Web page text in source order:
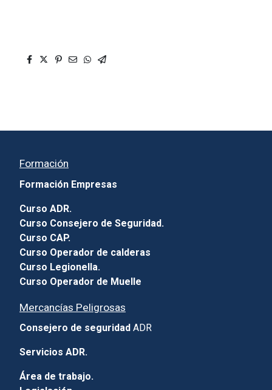
Formación
Formación Empresas
Curso ADR.
Curso Consejero de Seguridad.
Curso CAP.
Curso Operador de calderas
Curso Legionella.
Curso Operador de Muelle
Mercancías Peligrosas
Consejero de seguridad ADR
Servicios ADR.
Área de trabajo.